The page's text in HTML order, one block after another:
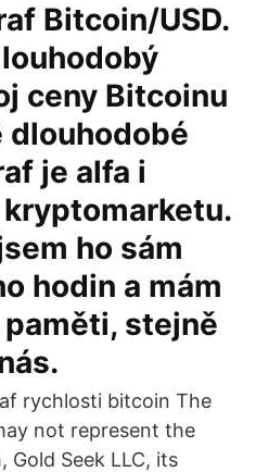
Bitcoin/USD.
ceny Bitcoinu
dlouhodobé
je alfa i
ho sám
hodin a mám
stejně
rychlosti bitcoin The
not represent the
Gold Seek LLC, its